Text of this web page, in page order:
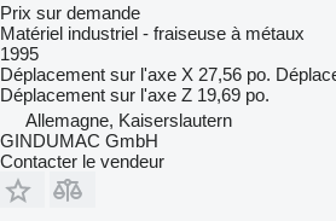
Prix sur demande
Matériel industriel - fraiseuse à métaux
1995
Déplacement sur l'axe X 27,56 po.
Déplacement sur l'axe Z 19,69 po.
Allemagne, Kaiserslautern
GINDUMAC GmbH
Contacter le vendeur